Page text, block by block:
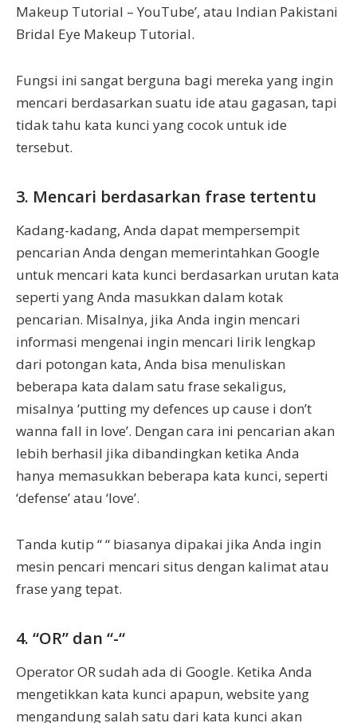
Makeup Tutorial – YouTube’, atau Indian Pakistani
Bridal Eye Makeup Tutorial.
Fungsi ini sangat berguna bagi mereka yang ingin
mencari berdasarkan suatu ide atau gagasan, tapi
tidak tahu kata kunci yang cocok untuk ide
tersebut.
3. Mencari berdasarkan frase tertentu
Kadang-kadang, Anda dapat mempersempit
pencarian Anda dengan memerintahkan Google
untuk mencari kata kunci berdasarkan urutan kata
seperti yang Anda masukkan dalam kotak
pencarian. Misalnya, jika Anda ingin mencari
informasi mengenai ingin mencari lirik lengkap
dari potongan kata, Anda bisa menuliskan
beberapa kata dalam satu frase sekaligus,
misalnya ‘putting my defences up cause i don’t
wanna fall in love’. Dengan cara ini pencarian akan
lebih berhasil jika dibandingkan ketika Anda
hanya memasukkan beberapa kata kunci, seperti
‘defense’ atau ‘love’.
Tanda kutip “ “ biasanya dipakai jika Anda ingin
mesin pencari mencari situs dengan kalimat atau
frase yang tepat.
4. “OR” dan “-“
Operator OR sudah ada di Google. Ketika Anda
mengetikkan kata kunci apapun, website yang
mengandung salah satu dari kata kunci akan